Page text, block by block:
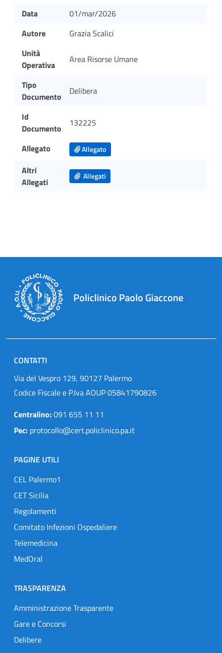
Data
01/mar/2026
Autore
Grazia Scalici
Unità
Operativa
Area Risorse Umane
Tipo
Documento
Delibera
Id
Documento
132225
Allegato Allegato
Altri
Allegati
Allegati
Policlinico Paolo Giaccone
CONTATTI
Via del Vespro 129, 90127 Palermo
Codice Fiscale e P.Iva AOUP 05841790826
Centralino:091 655 11 11
Pec: protocollo@cert.policlinico.pa.it
PAGINE UTILI
CEL Palermo1
CET Sicilia
Regolamenti
Comitato Infezioni Ospedaliere
Telemedicina
MedOral
TRASPARENZA
Amministrazione Trasparente
Gare e Concorsi
Delibere